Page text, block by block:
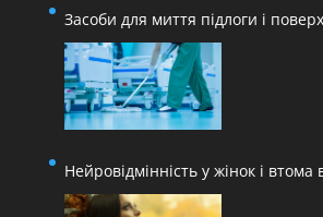
Засоби для миття підлоги і
медичних закладів
Нейровідмінність у жінок і втома
адаптації